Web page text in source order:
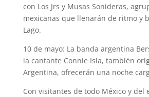
con Los Jrs y Musas Sonideras,
mexicanas que llenarán de ritmo y
Lago.
10 de mayo: La banda argentina
la cantante Connie Isla, también
Argentina, ofrecerán una noche
Con visitantes de todo México y del